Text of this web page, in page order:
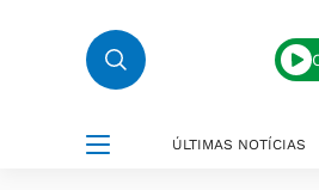
ÚLTIMAS NOTÍCIAS